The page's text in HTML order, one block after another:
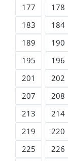
177
178
183
184
189
190
195
196
201
202
207
208
213
214
219
220
225
226